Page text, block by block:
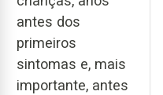
antes dos
primeiros
sintomas e, mais
importante, antes